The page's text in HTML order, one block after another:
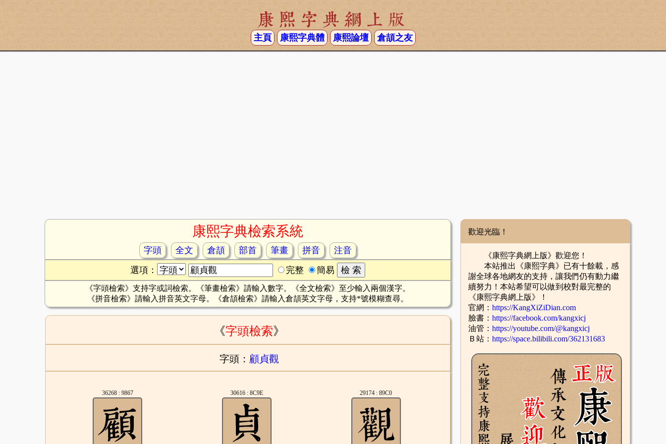
康熙字典網上版
主頁 康熙字典體 康熙論壇 倉頡之友
康熙字典檢索系統
字頭 全文 倉頡 部首 筆畫 拼音
注音
選項：
完整 簡易
《字頭檢索》支持字或詞檢索。《筆畫檢索》請輸入數字。《全文檢索》至少輸入兩個漢字。
《拼音檢索》請輸入拼音英文字母。《倉頡檢索》請輸入倉頡英文字母，支持*號模糊查尋。
《字頭檢索》
字頭： 顧貞觀
36268 : 9867 30616 : 8C9E 29174 : 89C0
歡迎光臨！
《康熙字典網上版》歡迎您！
本站推出《康熙字典》已有十餘載，感
謝全球各地網友的支持，讓我們仍有動力繼
續努力！本站希望可以做到校對最完整的
《康熙字典網上版》！
官網： https://KangXiZiDian.com
臉書： https://facebook.com/kangxicj
油管： https://youtube.com/@kangxicj
Ｂ站： https://space.bilibili.com/362131683